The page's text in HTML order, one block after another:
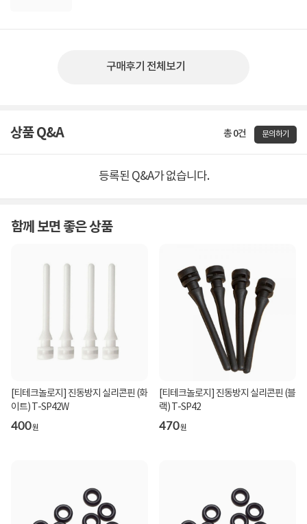
구매후기 전체보기
상품 Q&A 총 0건 문의하기
등록된 Q&A가 없습니다.
함께 보면 좋은 상품
[티테크놀로지] 진동방지 실리콘핀 (화
이트) T-SP42W
400원
[티테크놀로지] 진동방지 실리콘핀 (블
랙) T-SP42
470원